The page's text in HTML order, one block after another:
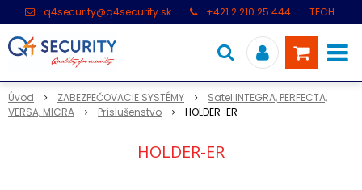
q4security@q4security.sk +421 2 210 25 444
TECH.
Úvod ZABEZPEČOVACIE SYSTÉMY
Satel INTEGRA, PERFECTA,
VERSA, MICRA
Príslušenstvo HOLDER-ER
HOLDER-ER